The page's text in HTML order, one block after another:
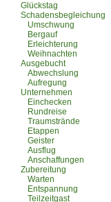
Glückstag
Schadensbegleichung
Umschwung
Bergauf
Erleichterung
Weihnachten
Ausgebucht
Abwechslung
Aufregung
Unternehmen
Einchecken
Rundreise
Traumstrände
Etappen
Geister
Ausflug
Anschaffungen
Zubereitung
Warten
Entspannung
Teilzeitgast